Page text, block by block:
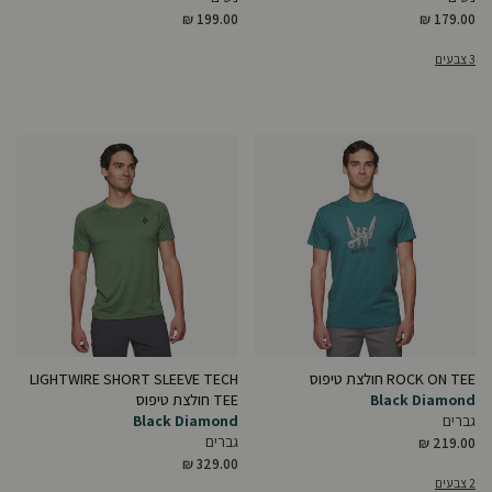
₪ 179.00
3 צבעים
₪ 199.00
ROCK ON TEE חולצת טיפוס
Black Diamond
גברים
₪ 219.00
2 צבעים
LIGHTWIRE SHORT SLEEVE TECH
TEE חולצת טיפוס
Black Diamond
גברים
₪ 329.00